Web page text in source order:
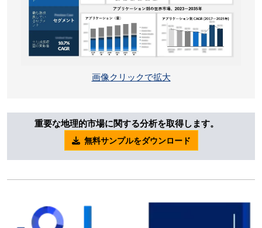
画像クリックで拡大
重要な地理的市場に関する分析を取得します。
無料サンプルをダウンロード